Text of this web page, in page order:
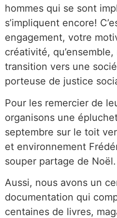
hommes qui se sont
s’impliquent encore!
engagement, votre
créativité,
transition vers une
porteuse de justice
Pour les remercier de
organisons une
septembre sur le toit
et environnement
souper partage de Noël.
Aussi, nous avons un
documentation qui
centaines de livres,